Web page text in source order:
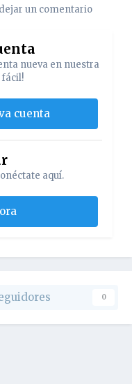
un comentario
nueva en nuestra
fácil!
cuenta
aquí.
0